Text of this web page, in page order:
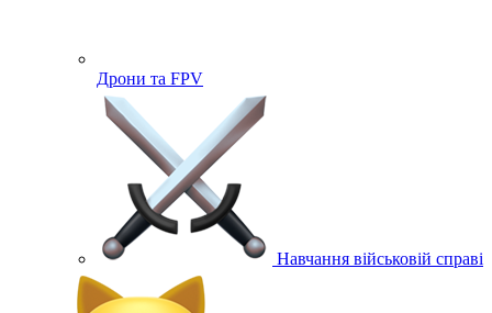
Дрони та FPV
Навчання військовій справі